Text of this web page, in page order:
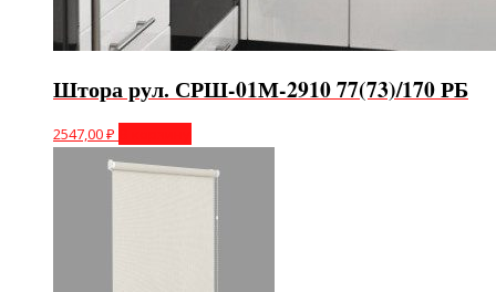
Штора рул. СРШ-01М-2910 77(73)/170 РБ
2547,00₽